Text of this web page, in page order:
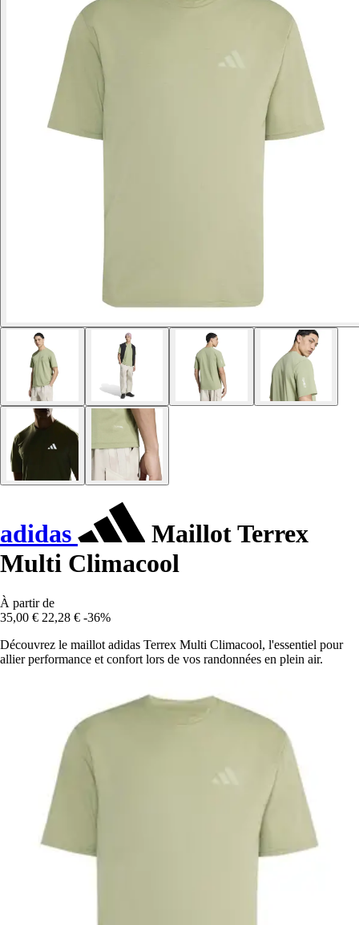
adidas
Maillot Terrex
Multi Climacool
À partir de
35,00 € 22,28 € -36%
Découvrez le maillot adidas Terrex Multi Climacool, l'essentiel pour
allier performance et confort lors de vos randonnées en plein air.